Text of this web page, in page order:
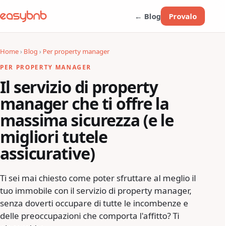
← Blog Provalo
Home› Blog › Per property manager
PER PROPERTY MANAGER
Il servizio di property
manager che ti offre la
massima sicurezza (e le
migliori tutele
assicurative)
Ti sei mai chiesto come poter sfruttare al meglio il
tuo immobile con il servizio di property manager,
senza doverti occupare di tutte le incombenze e
delle preoccupazioni che comporta l'affitto? Ti